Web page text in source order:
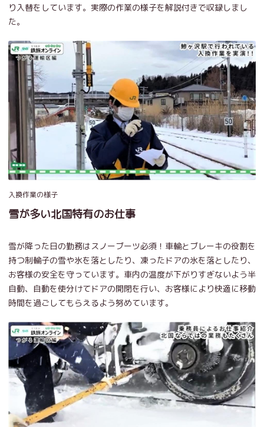
り入替をしています。実際の作業の様子を解説付きで収録しまし
た。
入換作業の様子
雪が多い北国特有のお仕事
雪が降った日の勤務はスノーブーツ必須！車輪とブレーキの役割を
持つ制輪子の雪や氷を落としたり、凍ったドアの氷を落としたり、
お客様の安全を守っています。車内の温度が下がりすぎないよう半
自動、自動を使分けてドアの開閉を行い、お客様により快適に移動
時間を過ごしてもらえるよう努めています。